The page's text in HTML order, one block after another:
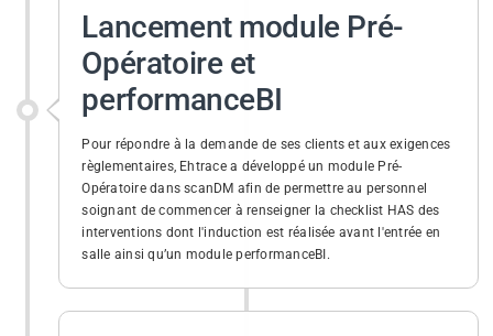
Lancement module Pré-
Opératoire et
performanceBI
Pour répondre à la demande de ses clients et aux exigences
règlementaires, Ehtrace a développé un module Pré-
Opératoire dans scanDM afin de permettre au personnel
soignant de commencer à renseigner la checklist HAS des
interventions dont l'induction est réalisée avant l'entrée en
salle ainsi qu’un module performanceBI.